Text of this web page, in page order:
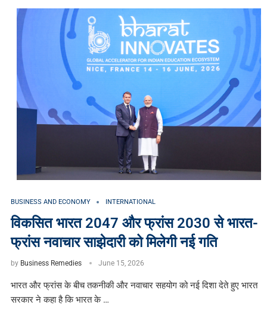
BUSINESS AND ECONOMY INTERNATIONAL
विकसित भारत 2047 और फ्रांस 2030 से भारत-
फ्रांस नवाचार साझेदारी को मिलेगी नई गति
by Business Remedies June 15, 2026
भारत और फ्रांस के बीच तकनीकी और नवाचार सहयोग को नई दिशा देते हुए भारत
सरकार ने कहा है कि भारत के …